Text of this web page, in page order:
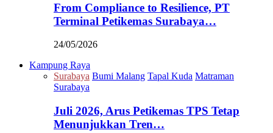
From Compliance to Resilience, PT
Terminal Petikemas Surabaya…
24/05/2026
Kampung Raya
Surabaya Bumi Malang Tapal Kuda Matraman
Surabaya
Juli 2026, Arus Petikemas TPS Tetap
Menunjukkan Tren…